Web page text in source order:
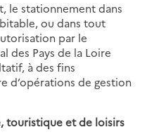
le stationnement dans
ou dans tout
par le
des Pays de la Loire
à des fins
d’opérations de gestion
touristique et de loisirs